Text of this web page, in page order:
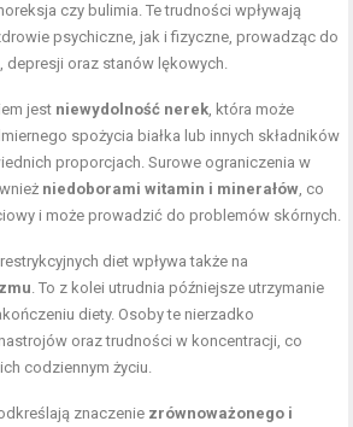
czy bulimia. Te trudności wpływają
psychiczne, jak i fizyczne, prowadząc do
depresji oraz stanów lękowych.
jest niewydolność nerek, która może
spożycia białka lub innych składników
proporcjach. Surowe ograniczenia w
niedoborami witamin i minerałów, co
i może prowadzić do problemów skórnych.
diet wpływa także na
. To z kolei utrudnia późniejsze utrzymanie
diety. Osoby te nierzadko
oraz trudności w koncentracji, co
codziennym życiu.
znaczenie zrównoważonego i